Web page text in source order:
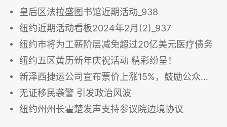
皇后区法拉盛图书馆近期活动_938
纽约近期活动看板2024年2月(2)_937
纽约市将为工薪阶层减免超过20亿美元医疗债务
纽约五区黄历新年庆祝活动 精彩纷呈！
新泽西捷运公司宣布票价上涨15%，鼓励公众参与听证会发表意见
无证移民袭警 引发政治风波
纽约州州长霍楚发声支持参议院边境协议